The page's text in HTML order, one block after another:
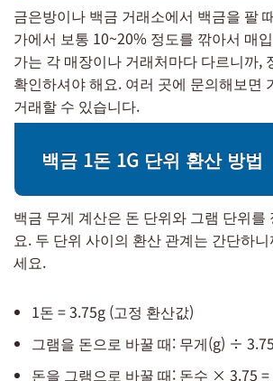
금은방이나 백금 거래소에서 백금을 팔
가에서 보통 10~20% 정도를 깎아서 매
가는 각 매장이나 거래처마다 다르니까,
확인하셔야 해요. 여러 곳에 문의해보면
거래할 수 있습니다.
백금 1돈 1G 단위 환산 방법
백금 무게 계산은 돈 단위와 그램 단위를
요. 두 단위 사이의 환산 관계는 간단하
세요.
1돈 = 3.75g (고정 환산값)
그램을 돈으로 바꿀 때: 무게(g) ÷
돈을 그램으로 바꿀 때: 돈수 × 3.75 =